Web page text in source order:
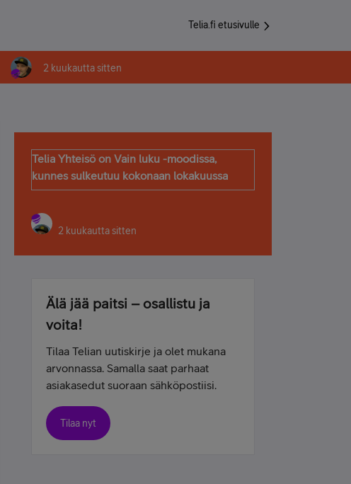
Telia.fi etusivulle
2 kuukautta sitten
Telia Yhteisö on Vain luku -moodissa,
kunnes sulkeutuu kokonaan lokakuussa
2 kuukautta sitten
Älä jää paitsi – osallistu ja
voita!
Tilaa Telian uutiskirje ja olet mukana
arvonnassa. Samalla saat parhaat
asiakasedut suoraan sähköpostiisi.
Tilaa nyt